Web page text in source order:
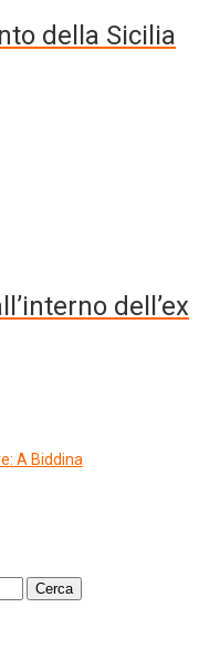
della Sicilia
dell’ex
A Biddina